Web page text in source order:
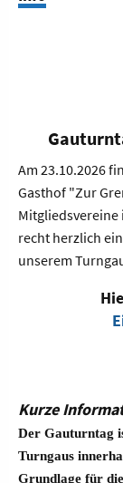
Am 23.10.2026
Gasthof "Zur
Mitgliedsvereine
recht herzlich
unserem
Kurze
Der Gauturntag
Turngaus
Grundlage für